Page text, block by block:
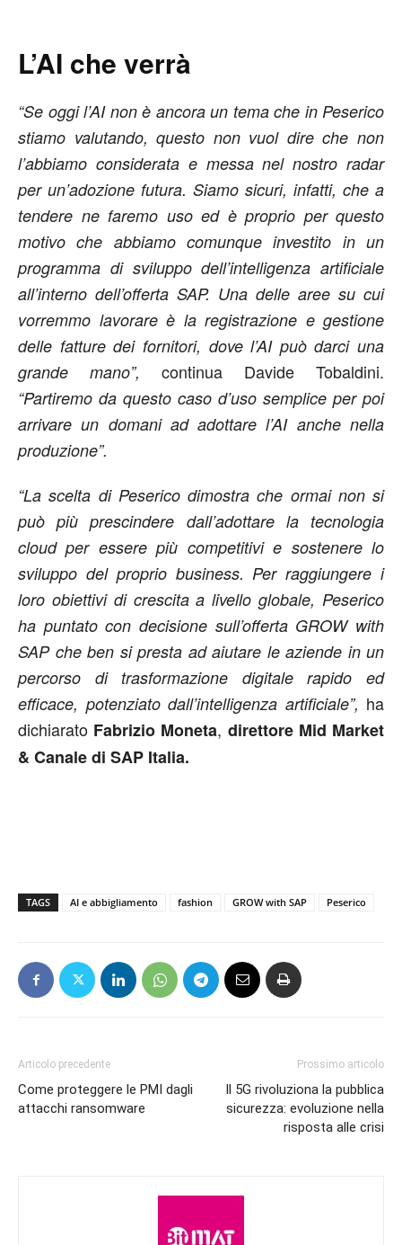
L’AI che verrà
“Se oggi l’AI non è ancora un tema che in Peserico
stiamo valutando, questo non vuol dire che non
l’abbiamo considerata e messa nel nostro radar
per un’adozione futura. Siamo sicuri, infatti, che a
tendere ne faremo uso ed è proprio per questo
motivo che abbiamo comunque investito in un
programma di sviluppo dell’intelligenza artificiale
all’interno dell’offerta SAP. Una delle aree su cui
vorremmo lavorare è la registrazione e gestione
delle fatture dei fornitori, dove l’AI può darci una
grande mano”, continua Davide Tobaldini.
“Partiremo da questo caso d’uso semplice per poi
arrivare un domani ad adottare l’AI anche nella
produzione”.
“La scelta di Peserico dimostra che ormai non si
può più prescindere dall’adottare la tecnologia
cloud per essere più competitivi e sostenere lo
sviluppo del proprio business. Per raggiungere i
loro obiettivi di crescita a livello globale, Peserico
ha puntato con decisione sull’offerta GROW with
SAP che ben si presta ad aiutare le aziende in un
percorso di trasformazione digitale rapido ed
efficace, potenziato dall’intelligenza artificiale”, ha
dichiarato Fabrizio Moneta, direttore Mid Market
& Canale di SAP Italia.
TAGS AI e abbigliamento fashion GROW with SAP Peserico
Articolo precedente
Come proteggere le PMI dagli
attacchi ransomware
Prossimo articolo
Il 5G rivoluziona la pubblica
sicurezza: evoluzione nella
risposta alle crisi